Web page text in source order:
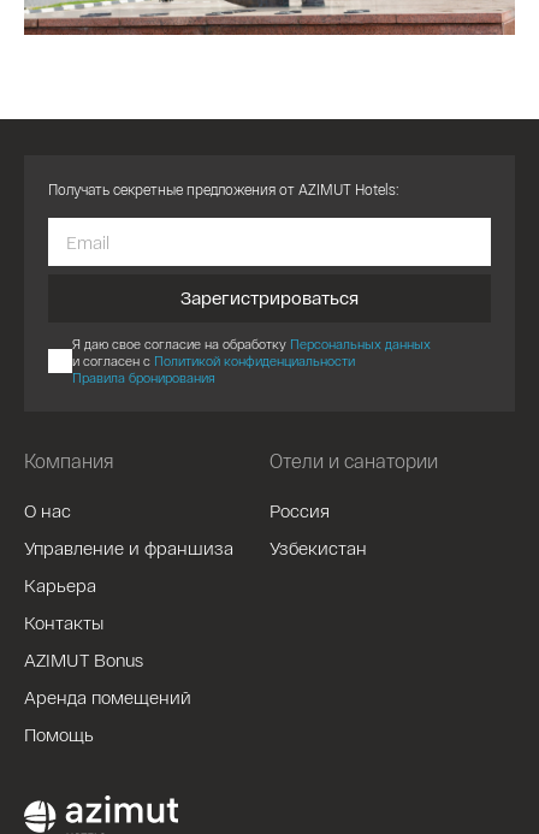
Компания
О нас
Управление и франшиза
Карьера
Контакты
AZIMUT Bonus
Аренда помещений
Помощь
Отели и санатории
Россия
Узбекистан
Получать секретные предложения от AZIMUT Hotels:
Зарегистрироваться
Я даю свое согласие на обработку Персональных данных
и согласен с Политикой конфиденциальности
Правила бронирования